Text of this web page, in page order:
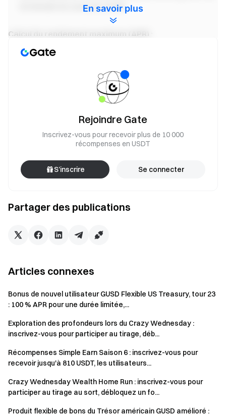
le montant en cours de rachat.
Calcul du rendement maximum (APR) :
APR max. = APR estimé + APR bonus
L’APR max. n’est pas fixe et évoluera chaque jour en
fonction de la participation des utilisateurs au staking et
des récompenses générées.
mécanisme de récompense permanent de la
plateforme, distribués sur les comptes des utilisateurs
sous forme de tokens USDT, avec un APR plus élevé
pour certains montants de souscription. Les
récompenses seront ajustées dynamiquement selon les
Données mises à jour au 1er mai 2026 ; les taux
d’autres régions restreintes ne peuvent pas accéder à
ce service (veuillez consulter l’Accord utilisateur
plus d’informations concernant les zones restreintes).
Avertissement sur les risques : Les utilisateurs doivent
être conscients que le trading de cryptomonnaies est
influencé par divers facteurs, notamment l’évolution du
les fluctuations de prix sont difficiles à prévoir. Veuillez
être vigilant face aux risques du marché et opérer avec
prudence.
En savoir plus
Partager des publications
Rejoindre Gate
Inscrivez-vous pour recevoir plus de 10 000
récompenses en USDT
S’inscrire Se connecter
Articles connexes
Bonus de nouvel utilisateur GUSD Flexible US Treasury, tour 23
: 100 % APR pour une durée limitée,...
Exploration des profondeurs lors du Crazy Wednesday :
inscrivez-vous pour participer au tirage, déb...
Récompenses Simple Earn Saison 6 : inscrivez-vous pour
recevoir jusqu'à 810 USDT, les utilisateurs...
Crazy Wednesday Wealth Home Run : inscrivez-vous pour
participer au tirage au sort, débloquez un fo...
Produit flexible de bons du Trésor américain GUSD amélioré :